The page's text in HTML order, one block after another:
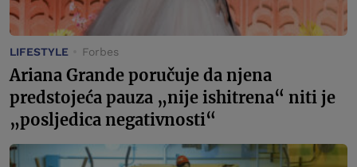
LIFESTYLE Forbes
Ariana Grande poručuje da njena
predstojeća pauza „nije ishitrena“ niti je
„posljedica negativnosti“